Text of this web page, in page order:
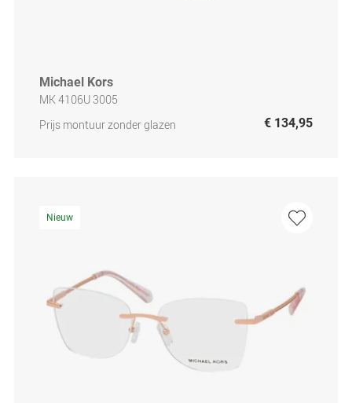
Michael Kors
MK 4106U 3005
Prijs montuur zonder glazen
€ 134,95
Nieuw